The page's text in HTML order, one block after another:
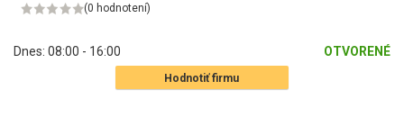
(0 hodnotení)
Dnes: 08:00 - 16:00 OTVORENÉ
Hodnotiť firmu